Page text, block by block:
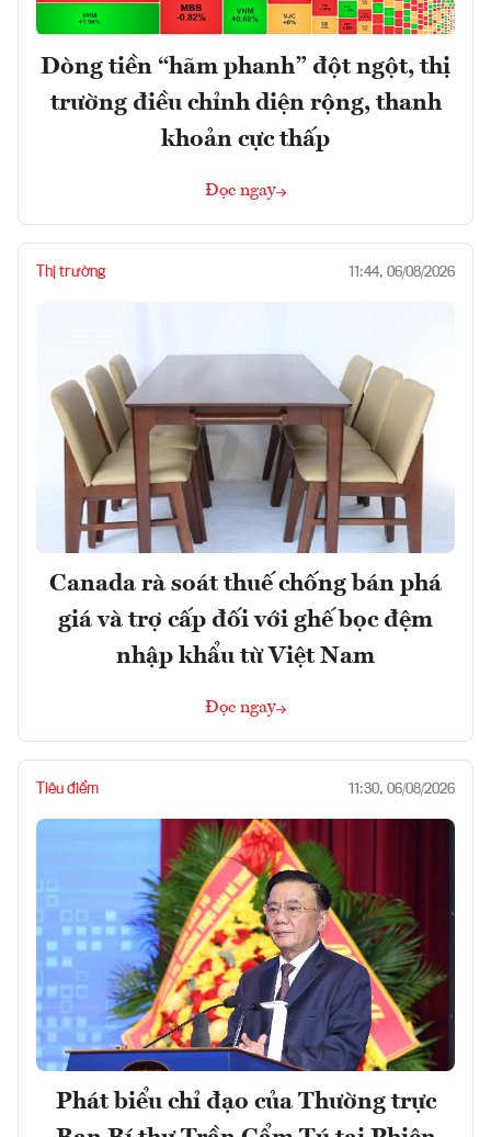
Dòng tiền “hãm phanh” đột ngột, thị
trường điều chỉnh diện rộng, thanh
khoản cực thấp
Đọc ngay
Thị trường 11:44, 06/08/2026
Canada rà soát thuế chống bán phá
giá và trợ cấp đối với ghế bọc đệm
nhập khẩu từ Việt Nam
Đọc ngay
Tiêu điểm 11:30, 06/08/2026
Phát biểu chỉ đạo của Thường trực